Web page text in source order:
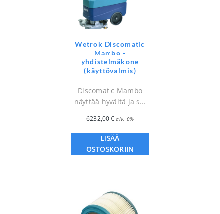
Wetrok Discomatic
Mambo -
yhdistelmäkone
(käyttövalmis)
Discomatic Mambo
näyttää hyvältä ja s...
6232,00 € alv. 0%
LISÄÄ
OSTOSKORIIN